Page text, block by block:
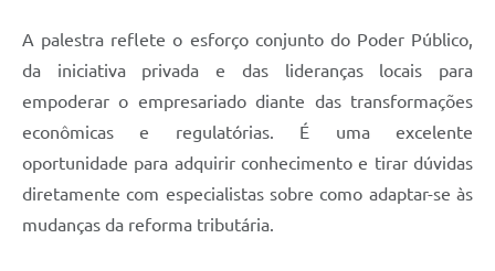
A palestra reflete o esforço conjunto do Poder Público,
da iniciativa privada e das lideranças locais para
empoderar o empresariado diante das transformações
econômicas e regulatórias. É uma excelente
oportunidade para adquirir conhecimento e tirar dúvidas
diretamente com especialistas sobre como adaptar-se às
mudanças da reforma tributária.